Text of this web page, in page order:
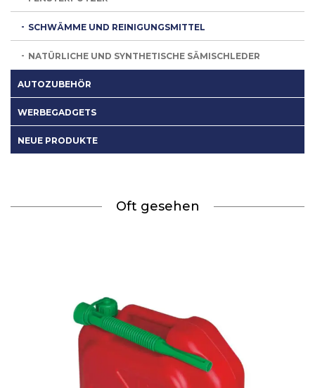
SCHWÄMME UND REINIGUNGSMITTEL
NATÜRLICHE UND SYNTHETISCHE SÄMISCHLEDER
AUTOZUBEHÖR
WERBEGADGETS
NEUE PRODUKTE
Oft gesehen